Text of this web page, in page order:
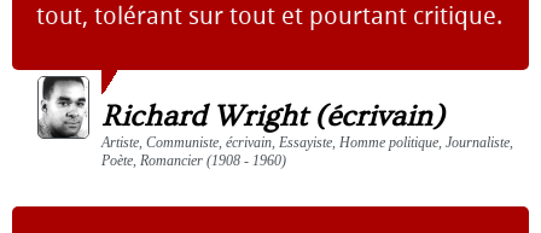
tout, tolérant sur tout et pourtant critique.
Richard Wright (écrivain)
Artiste, Communiste, écrivain, Essayiste, Homme politique, Journaliste,
Poète, Romancier (1908 - 1960)